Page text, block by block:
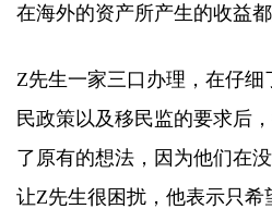
在海外的资产所产生的收益
Z先生一家三口办理，在仔
民政策以及移民监的要求后
了原有的想法，因为他们在
让Z先生很困扰，他表示只